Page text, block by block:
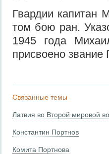
Гвардии капитан
том бою ран.
1945 года
присвоено звание
Связанные темы
Латвия во Второй мировой
Константин Портнов
Комита Портнова